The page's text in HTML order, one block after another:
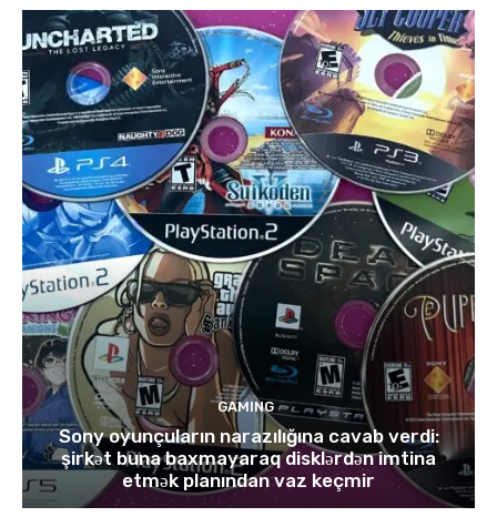
GAMING
Sony oyunçuların narazılığına cavab verdi:
şirkət buna baxmayaraq disklərdən imtina
etmək planından vaz keçmir